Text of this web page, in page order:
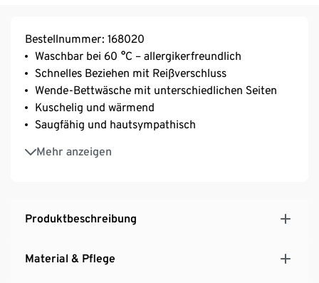
Bestellnummer: 168020
Waschbar bei 60 °C – allergikerfreundlich
Schnelles Beziehen mit Reißverschluss
Wende-Bettwäsche mit unterschiedlichen Seiten
Kuschelig und wärmend
Saugfähig und hautsympathisch
Mehr anzeigen
Reine, weiche Baumwolle
Produktbeschreibung
Material & Pflege